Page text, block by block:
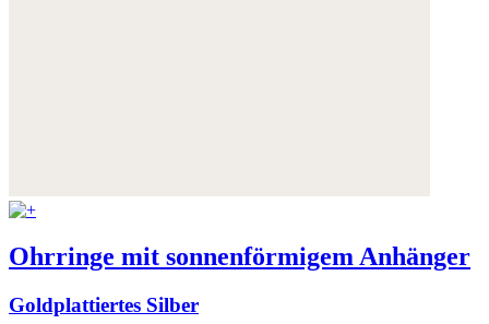
Ohrringe mit sonnenförmigem Anhänger
Goldplattiertes Silber